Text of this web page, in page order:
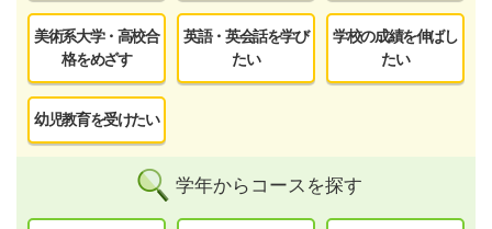
美術系大学・高校合
格をめざす
英語・英会話を学び
たい
学校の成績を伸ばし
たい
幼児教育を受けたい
学年からコースを探す